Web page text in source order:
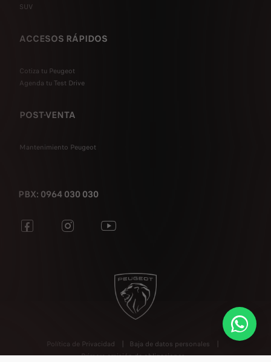
SUV
ACCESOS RÁPIDOS
Cotiza tu Peugeot
Agenda tu Test Drive
POST-VENTA
Mantenimiento Peugeot
PBX: 0964 030 030
Política de Privacidad
Baja de datos personales
Primera emisión de obligaciones